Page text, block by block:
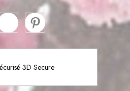
3D Secure